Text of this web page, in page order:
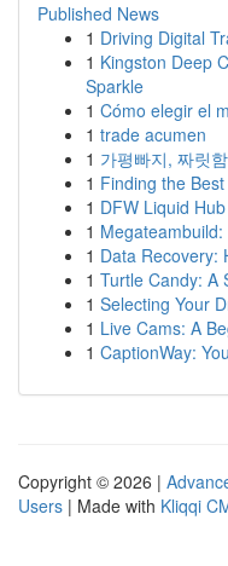
Published News
1 Driving Digital
1 Kingston Deep
Sparkle
1 Cómo elegir el
1 trade acumen
1 가평빠지, 짜릿
1 Finding the
1 DFW Liquid
1
1 Data Recovery:
1 Turtle Candy: A
1 Selecting Your
1 Live Cams: A
1 CaptionWay:
Copyright © 2026 |
Users | Made with Kliqqi